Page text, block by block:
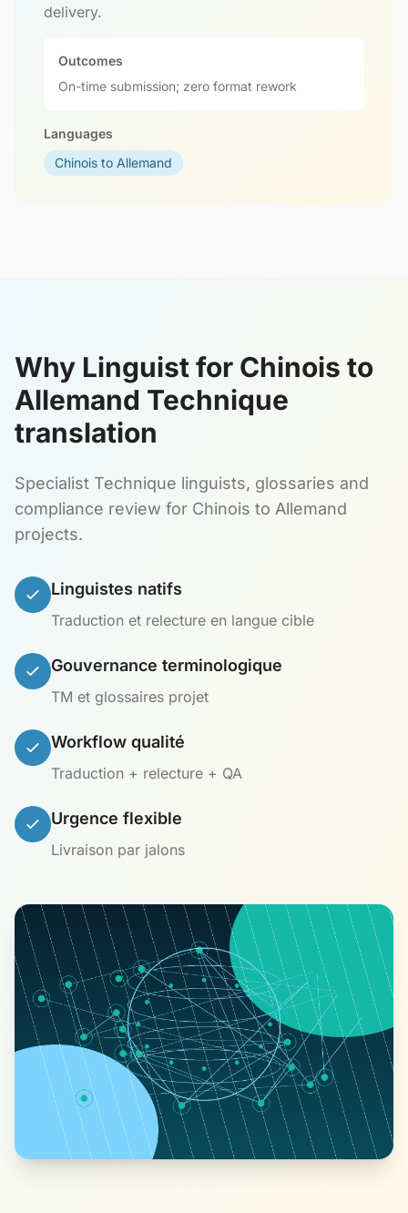
delivery.
Outcomes
On-time submission; zero format rework
Languages
Chinois to Allemand
Why Linguist for Chinois to
Allemand Technique
translation
Specialist Technique linguists, glossaries and
compliance review for Chinois to Allemand
projects.
Linguistes natifs
Traduction et relecture en langue cible
Gouvernance terminologique
TM et glossaires projet
Workflow qualité
Traduction + relecture + QA
Urgence flexible
Livraison par jalons